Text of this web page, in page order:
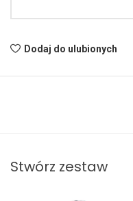
Dodaj do ulubionych
Stwórz zestaw